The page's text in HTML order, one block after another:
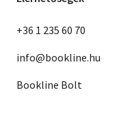
+36 1 235 60 70
info@bookline.hu
Bookline Bolt